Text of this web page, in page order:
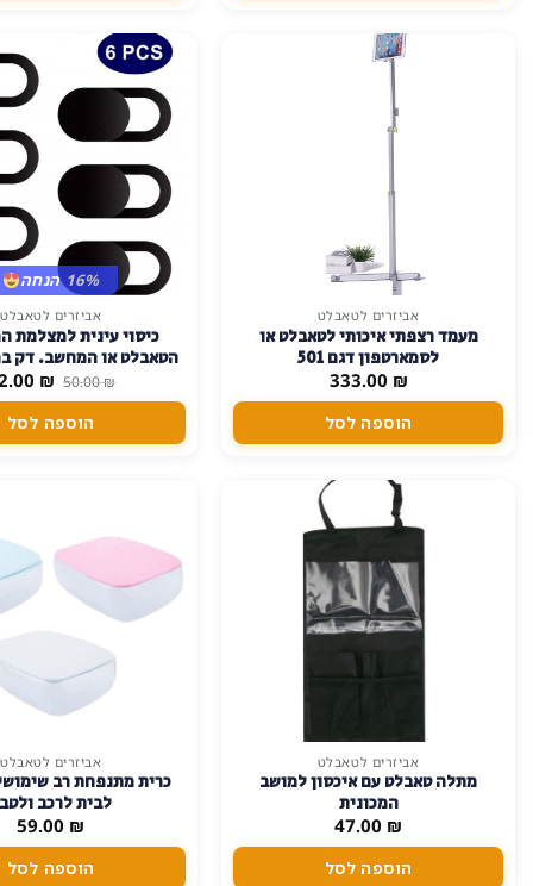
אביזרים לטאבלט
מעמד רצפתי איכותי לטאבלט או
לסמארטפון דגם 501
333.00 ₪
הוספה לסל
16% הנחה
אביזרים לטאבלט
כיסוי עינית למצלמת
הטאבלט או המחשב. דק
של 6 כיסויים)
50.00₪ המחיר
היה:
50.00 ₪.
₪
הוספה לסל
אביזרים לטאבלט
מתלה טאבלט עם איכסון למושב
המכונית
47.00 ₪
הוספה לסל
אביזרים לטאבלט
כרית מתנפחת רב
לבית לרכב
59.00 ₪
הוספה לסל